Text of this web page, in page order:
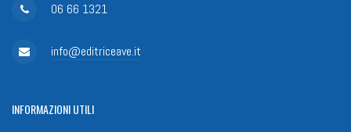
06 66 1321
info@editriceave.it
INFORMAZIONIUTILI